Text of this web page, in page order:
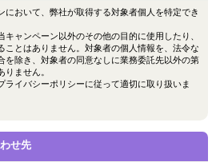
よう！
？
pt達成！最近行って良か
オススメの場所を話そ
なアニメを発表しよう！
において、弊社が取得する対象者個人を特定でき
ャンペーン以外のその他の目的に使用したり、
ことはありません。対象者の個人情報を、法令な
を除き、対象者の同意なしに業務委託先以外の第
ません。
ライバシーポリシーに従って適切に取り扱いま
せ先